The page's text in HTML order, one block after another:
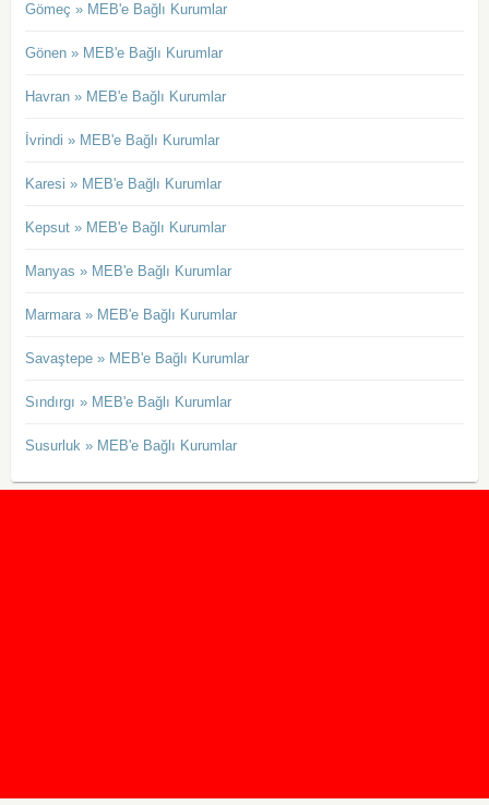
Gömeç » MEB'e Bağlı Kurumlar
Gönen » MEB'e Bağlı Kurumlar
Havran » MEB'e Bağlı Kurumlar
İvrindi » MEB'e Bağlı Kurumlar
Karesi » MEB'e Bağlı Kurumlar
Kepsut » MEB'e Bağlı Kurumlar
Manyas » MEB'e Bağlı Kurumlar
Marmara » MEB'e Bağlı Kurumlar
Savaştepe » MEB'e Bağlı Kurumlar
Sındırgı » MEB'e Bağlı Kurumlar
Susurluk » MEB'e Bağlı Kurumlar